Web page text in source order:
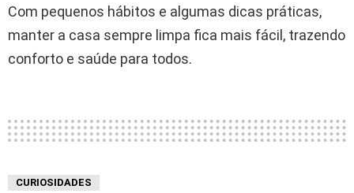
Com pequenos hábitos e algumas dicas práticas,
manter a casa sempre limpa fica mais fácil, trazendo
conforto e saúde para todos.
CURIOSIDADES